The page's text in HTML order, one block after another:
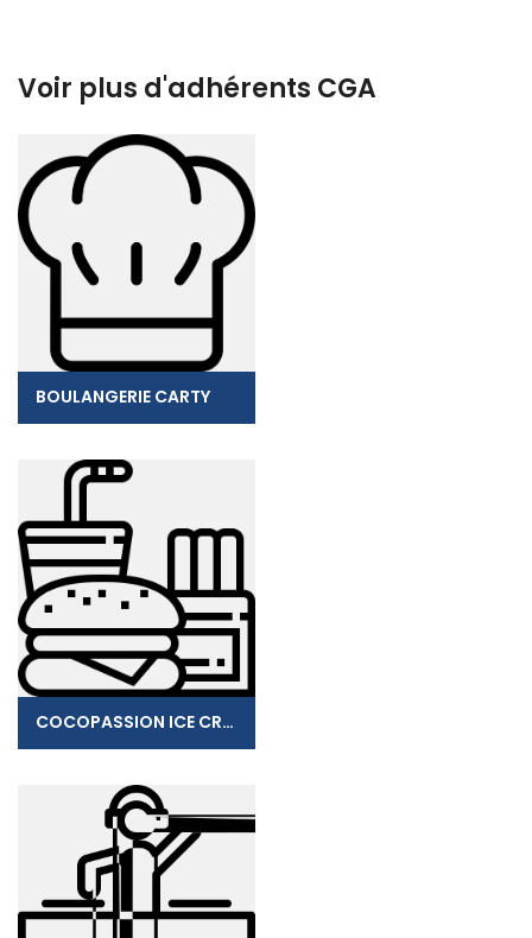
Voir plus d'adhérents CGA
BOULANGERIE CARTY
COCOPASSION ICE CREAM